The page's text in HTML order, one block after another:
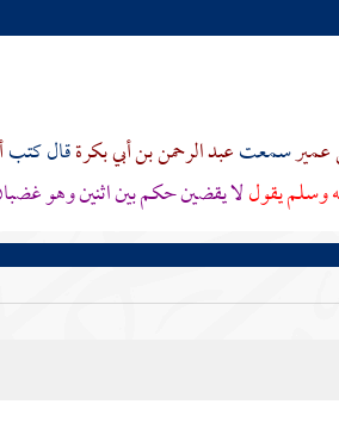
عميرسمعتعبد الرحمن بن أبي بكرةقال كتب
وسلم يقوللا يقضين حكم بين اثنين وهو